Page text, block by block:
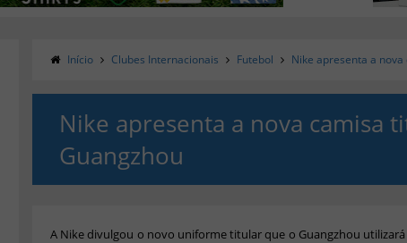
Início Clubes Internacionais Futebol Nike apresenta a
Nike apresenta a nova camisa
Guangzhou
A Nike divulgou o novo uniforme titular que o Guangzhou